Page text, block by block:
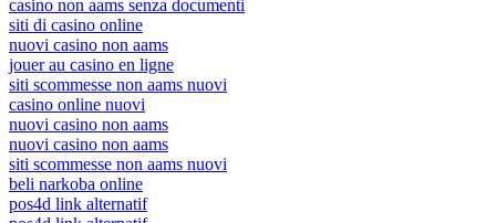
casino non aams senza documenti
siti di casino online
nuovi casino non aams
jouer au casino en ligne
siti scommesse non aams nuovi
casino online nuovi
nuovi casino non aams
nuovi casino non aams
siti scommesse non aams nuovi
beli narkoba online
pos4d link alternatif